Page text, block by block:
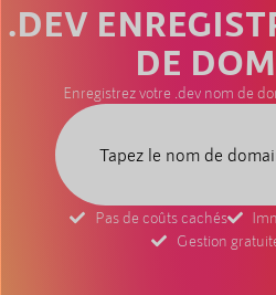
.DEV
DE
Enregistrez votre .dev nom de
Pas de coûts cachés
Gestion